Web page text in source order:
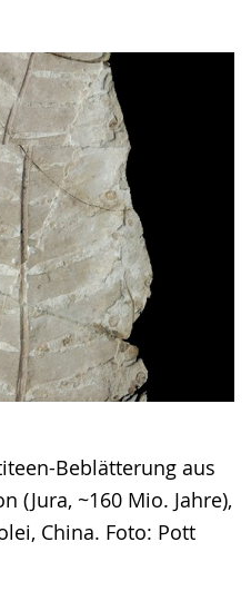
Beblätterung aus
(Jura, ~160 Mio. Jahre),
China. Foto: Pott